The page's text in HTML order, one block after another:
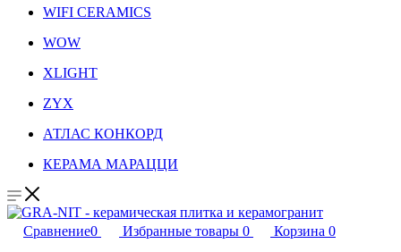
WIFI CERAMICS
WOW
XLIGHT
ZYX
АТЛАС КОНКОРД
КЕРАМА МАРАЦЦИ
Сравнение0 Избранные товары 0 Корзина 0